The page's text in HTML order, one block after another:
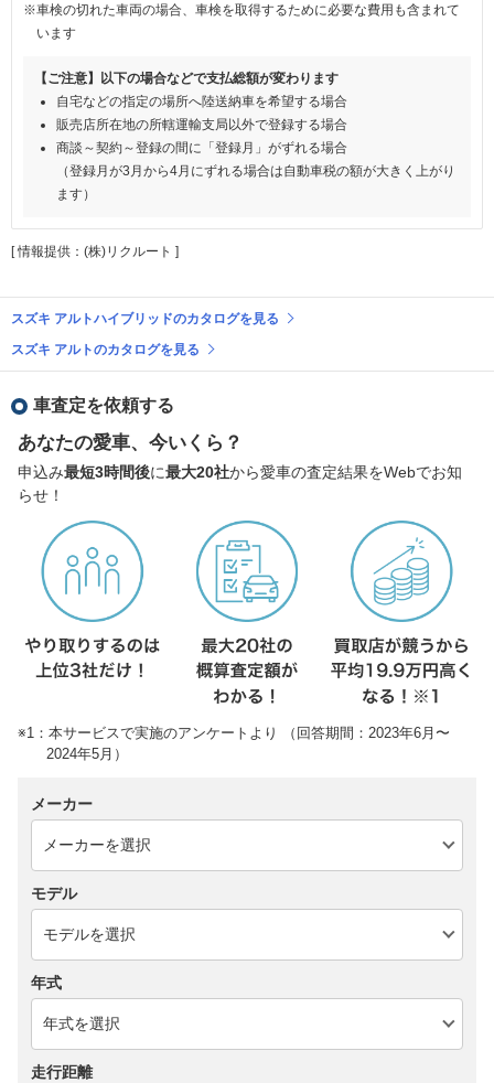
※車検の切れた車両の場合、車検を取得するために必要な費用も含まれて
います
【ご注意】以下の場合などで支払総額が変わります
自宅などの指定の場所へ陸送納車を希望する場合
販売店所在地の所轄運輸支局以外で登録する場合
商談～契約～登録の間に「登録月」がずれる場合
（登録月が3月から4月にずれる場合は自動車税の額が大きく上がり
ます）
[ 情報提供：(株)リクルート ]
スズキ アルトハイブリッドのカタログを見る
スズキ アルトのカタログを見る
車査定を依頼する
あなたの愛車、今いくら？
申込み最短3時間後に最大20社から愛車の査定結果をWebでお知
らせ！
※1：本サービスで実施のアンケートより （回答期間：2023年6月〜
2024年5月）
メーカー
モデル
年式
走行距離